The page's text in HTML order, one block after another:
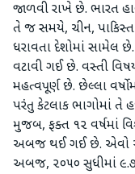
જાળવી રાખે છે. ભારત
તે જ સમયે, ચીન,
ધરાવતા દેશોમાં સામેલ
વટાવી ગઈ છે. વસ્‍તી
મહત્‍વપૂર્ણ છે. છેલ્લા
પરંતુ કેટલાક ભાગોમાં
મુજબ, ફક્‍ત ૧૨ વર્ષમાં
અબજ થઈ ગઈ છે. એવો
અબજ, ૨૦૫૦ સુધીમાં